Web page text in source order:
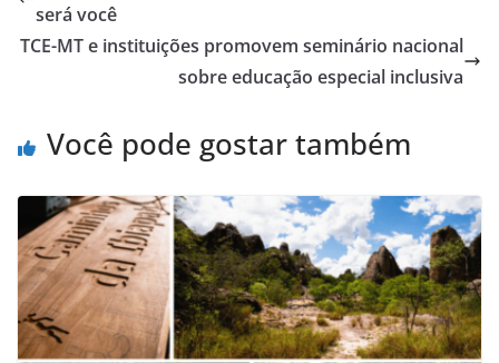
será você
TCE-MT e instituições promovem seminário nacional
sobre educação especial inclusiva
Você pode gostar também